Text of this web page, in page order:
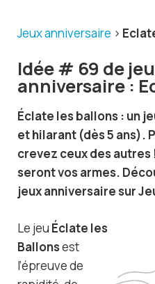
Jeux anniversaire >
Idée # 69 de jeu pour un
anniversaire :
Éclate les ballons : un
et hilarant (dès 5 ans).
crevez ceux des
seront vos armes.
jeux anniversaire sur
Le jeu Éclate les
Ballonsest
l’épreuve de